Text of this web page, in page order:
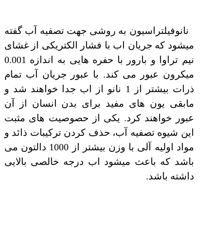
نانوفیلتراسیون به روشی جهت تصفیه آب گفته
میشود که جریان اب با فشار الکتریکی از غشای
نیم تراوا و بارور با حفره هایی به اندازه 0.001
میکرون عبور می کند. با عبور جریان آب تمام
ذرات بیشتر از 1 نانو از اب جدا خواهند شد و
مابقی یون های مفید برای بدن انسان از آن
عبور خواهند کرد. یکی از حصوصیت های مثبت
این شیوه تصفیه آب، حذف کردن ترکیبات ذائد و
مواد اولیه آلی با وزن بیشتر از 1000 دالتون می
باشد که باعث میشود اب درجه خالصی بالایی
داشته باشد.